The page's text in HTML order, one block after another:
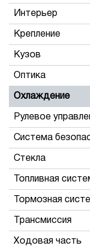
Интерьер
Крепление
Кузов
Оптика
Охлаждение
Рулевое
Система
Стекла
Топливная
Тормозная
Трансмиссия
Ходовая часть